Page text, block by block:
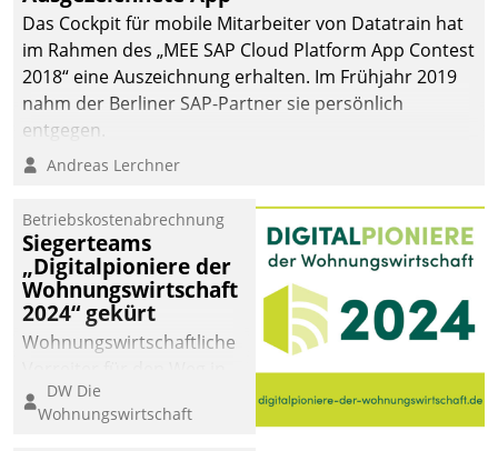
Das Cockpit für mobile Mitarbeiter von Datatrain hat
im Rahmen des „MEE SAP Cloud Platform App Contest
2018“ eine Auszeichnung erhalten. Im Frühjahr 2019
nahm der Berliner SAP-Partner sie persönlich
entgegen.
Andreas Lerchner
Betriebskostenabrechnung
Siegerteams
„Digitalpioniere der
Wohnungswirtschaft
2024“ gekürt
Wohnungswirtschaftliche
eine digitale Zukunft zu
finden, ist das Ziel des
DW Die
Wohnungswirtschaft